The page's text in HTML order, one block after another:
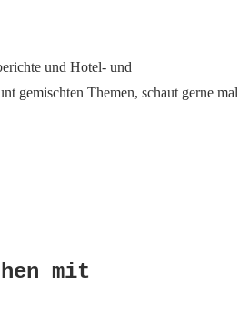
und Hotel- und
gemischten Themen, schaut gerne mal
mit